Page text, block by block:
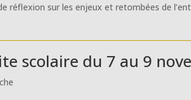
réflexion sur les enjeux et retombées de
scolaire du 7 au 9